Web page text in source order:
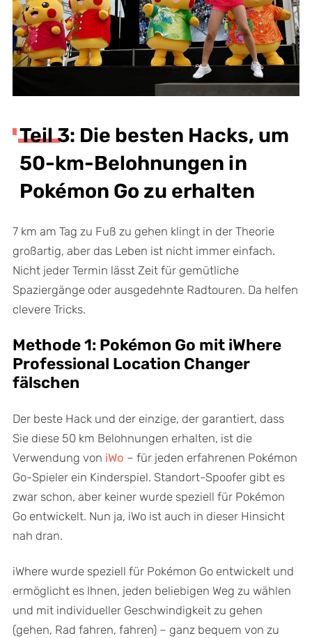
Teil 3: Die besten Hacks, um
50-km-Belohnungen in
Pokémon Go zu erhalten
7 km am Tag zu Fuß zu gehen klingt in der Theorie
großartig, aber das Leben ist nicht immer einfach.
Nicht jeder Termin lässt Zeit für gemütliche
Spaziergänge oder ausgedehnte Radtouren. Da helfen
clevere Tricks.
Methode 1: Pokémon Go mit iWhere
Professional Location Changer
fälschen
Der beste Hack und der einzige, der garantiert, dass
Sie diese 50 km Belohnungen erhalten, ist die
Verwendung von iWo – für jeden erfahrenen Pokémon
Go-Spieler ein Kinderspiel. Standort-Spoofer gibt es
zwar schon, aber keiner wurde speziell für Pokémon
Go entwickelt. Nun ja, iWo ist auch in dieser Hinsicht
nah dran.
iWhere wurde speziell für Pokémon Go entwickelt und
ermöglicht es Ihnen, jeden beliebigen Weg zu wählen
und mit individueller Geschwindigkeit zu gehen
(gehen, Rad fahren, fahren) – ganz bequem von zu